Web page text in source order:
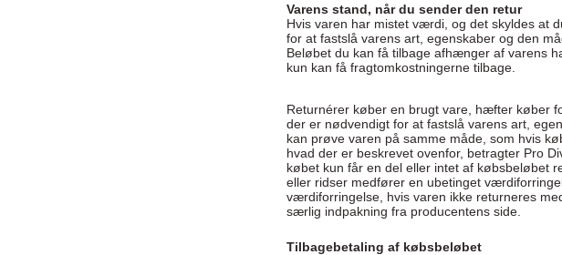
Varens stand, når du sender den retur
Hvis varen har mistet værdi, og det skyldes at
for at fastslå varens art, egenskaber og den
Beløbet du kan få tilbage afhænger af varens
kun kan få fragtomkostningerne tilbage.
Returnérer køber en brugt vare, hæfter køber
der er nødvendigt for at fastslå varens art,
kan prøve varen på samme måde, som hvis
hvad der er beskrevet ovenfor, betragter Pro
købet kun får en del eller intet af købsbeløbet
eller ridser medfører en ubetinget
værdiforringelse, hvis varen ikke returneres
særlig indpakning fra producentens side.
Tilbagebetaling af købsbeløbet